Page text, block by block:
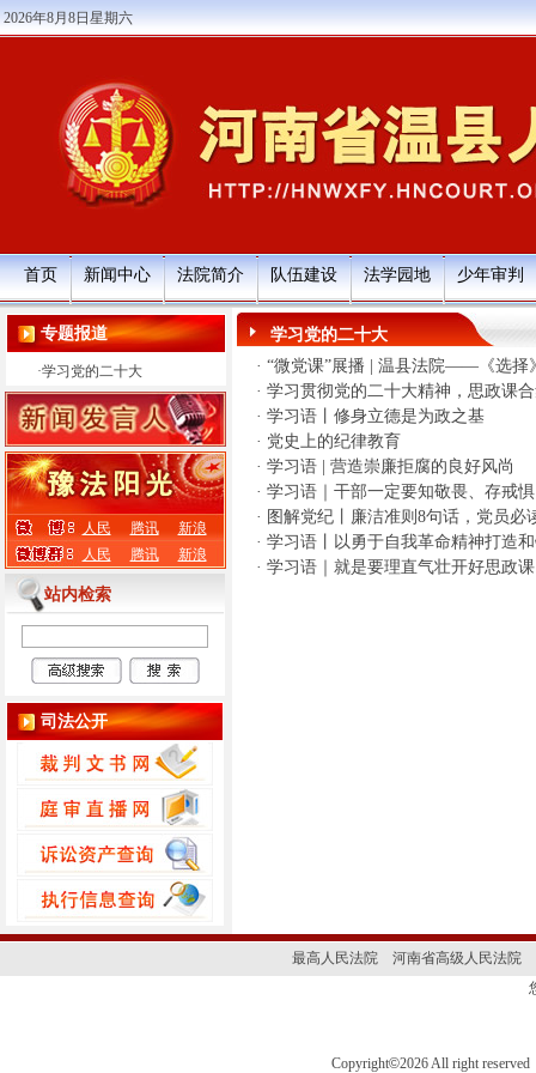
2026年8月8日星期六
首页 新闻中心 法院简介 队伍建设 法学园地 少年审判
专题报道
·学习党的二十大
人民 腾讯
新浪
人民
腾讯 新浪
站内检索
司法公开
学习党的二十大
· “微党课”展播 | 温县法院——《选择
· 学习贯彻党的二十大精神，思政课
· 学习语丨修身立德是为政之基
· 党史上的纪律教育
· 学习语 | 营造崇廉拒腐的良好风尚
· 学习语｜干部一定要知敬畏、存戒
· 图解党纪丨廉洁准则8句话，党员必
· 学习语丨以勇于自我革命精神打造
· 学习语｜就是要理直气壮开好思政课
最高人民法院
河南省高级人民法院
Copyright©2026 All right